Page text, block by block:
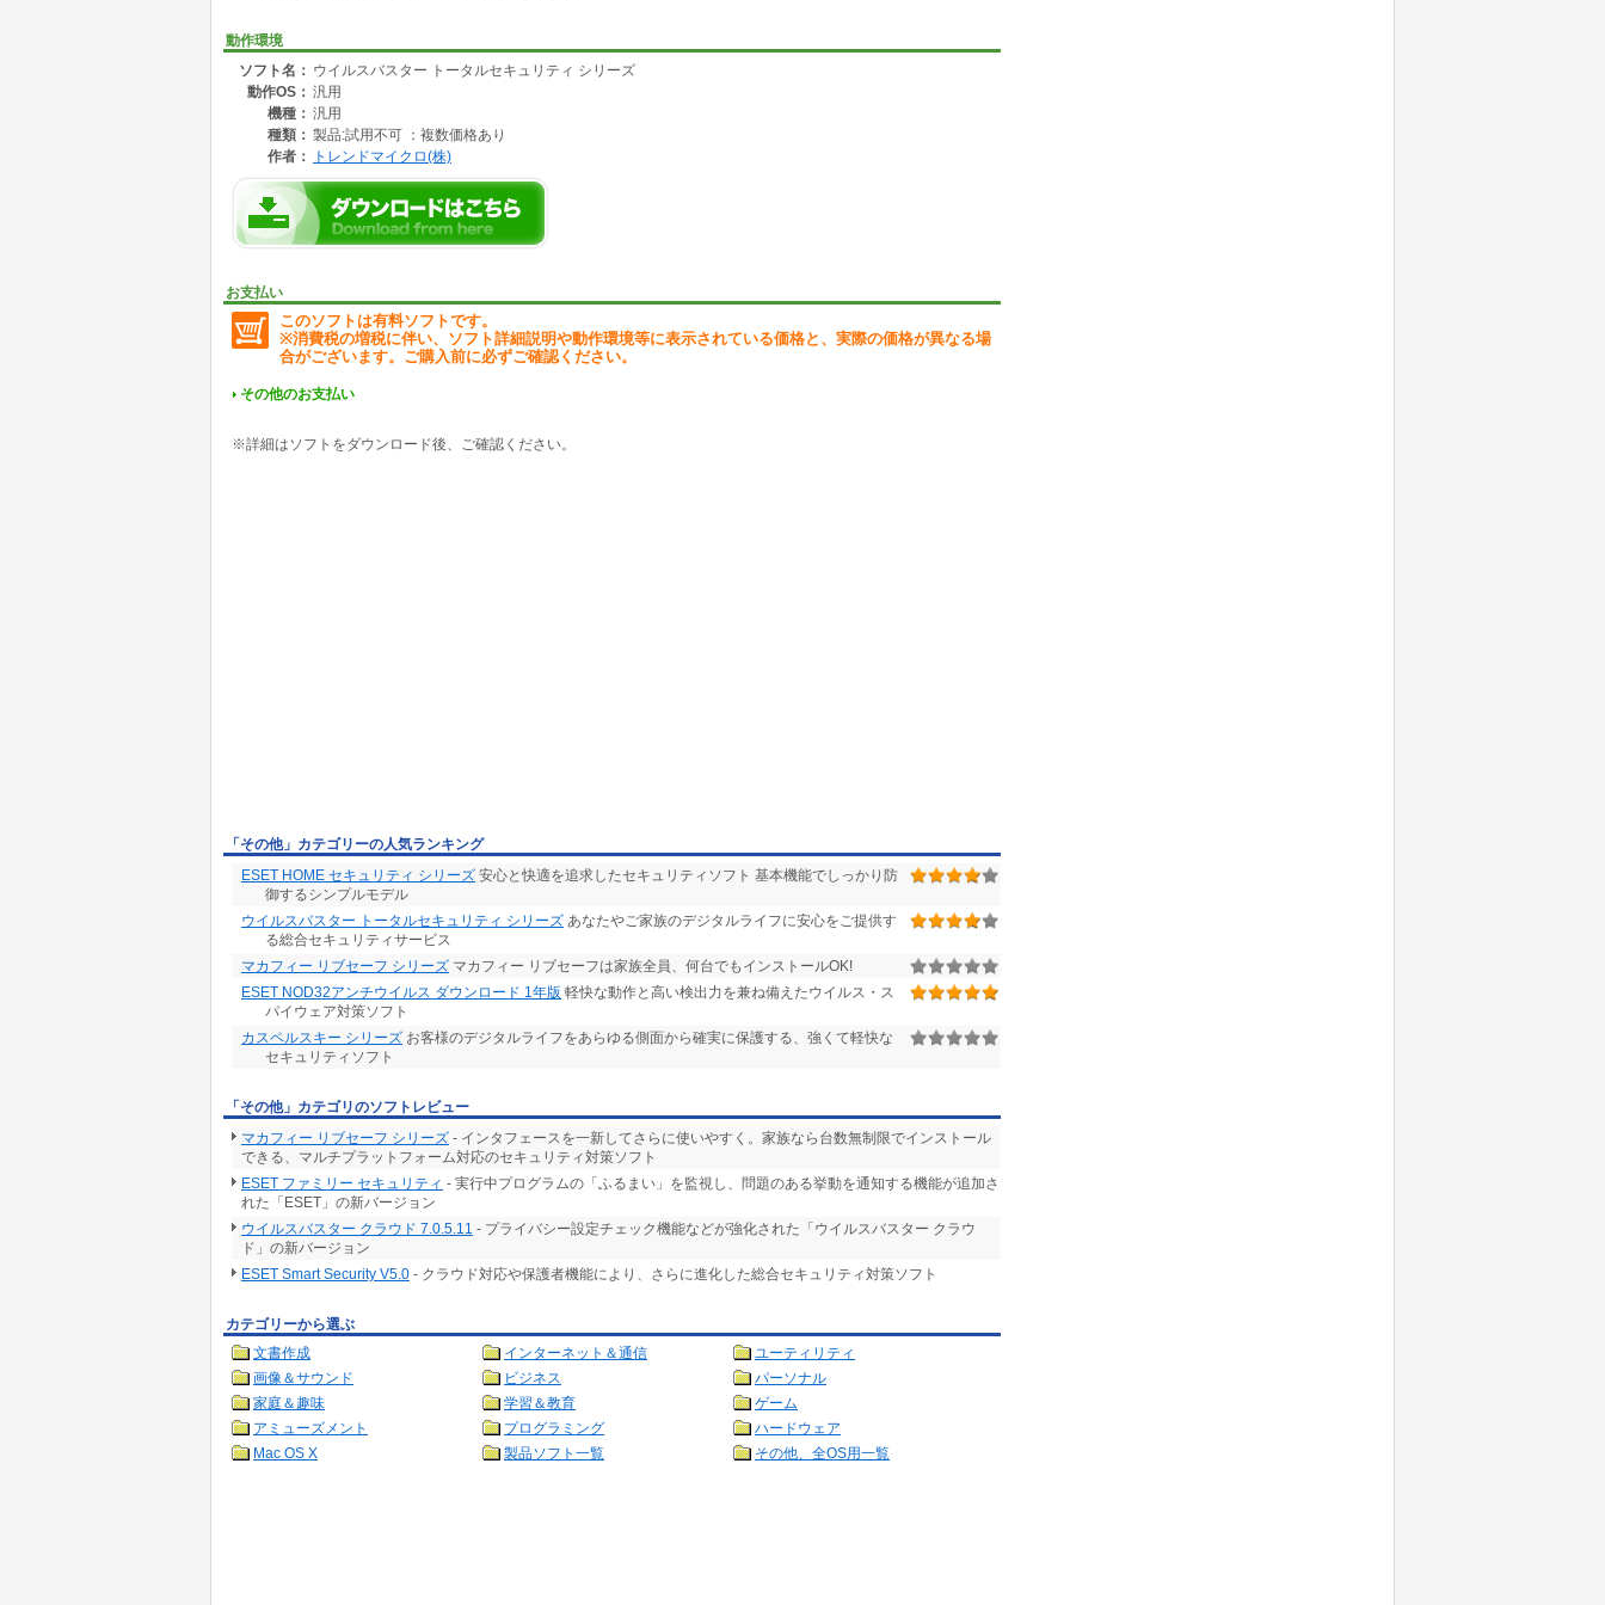
をモニタリングします。漏えいが確認された場合は、警告とともに対処方法を通知し、被害拡大を未然に防ぎます。※2
3. セキュリティアドバイザーのサポートで365日安心
ウイルス感染時や、個人情報の流出や不正利用時 ※3 に、対処方法のアドバイスや支援をします。
4. パスワード管理を安全に
あなたに代わって、IDやパスワードを安全に記憶し、一括管理します。最高レベルの暗号化方式であるAES 256bitでデ
5. フリーWi-Fiを安全に (VPN)
フリーWi-Fi利用時、通信を暗号化します。盗み見などのリスクを防ぎ、個人情報やプライバシーを守ります。6台まで
利用いただけます。※5
■対応OS:
Windows 10以上
MacOS 11以上
Crome OS最新バージョン及びその1つ前のバージョン
iOS 13以上
動作環境
ソフト名： ウイルスバスター トータルセキュリティ シリーズ
動作OS： 汎用
機種： 汎用
種類： 製品:試用不可 ：複数価格あり
作者：
トレンドマイクロ(株)
お支払い
このソフトは有料ソフトです。
※消費税の増税に伴い、ソフト詳細説明や動作環境等に表示されている価格と、実際の価格が異なる場
合がございます。ご購入前に必ずご確認ください。
その他のお支払い
※詳細はソフトをダウンロード後、ご確認ください。
「その他」カテゴリーの人気ランキング
ESET HOME セキュリティ シリーズ 安心と快適を追求したセキュリティソフト 基本機能でしっかり防
御するシンプルモデル
ウイルスバスター トータルセキュリティ シリーズ あなたやご家族のデジタルライフに安心をご提供す
る総合セキュリティサービス
マカフィー リブセーフ シリーズ マカフィー リブセーフは家族全員、何台でもインストールOK!
ESET NOD32アンチウイルス ダウンロード 1年版 軽快な動作と高い検出力を兼ね備えたウイルス・ス
パイウェア対策ソフト
カスペルスキー シリーズ お客様のデジタルライフをあらゆる側面から確実に保護する、強くて軽快な
セキュリティソフト
「その他」カテゴリのソフトレビュー
マカフィー リブセーフ シリーズ - インタフェースを一新してさらに使いやすく。家族なら台数無制限でインストール
できる、マルチプラットフォーム対応のセキュリティ対策ソフト
ESET ファミリー セキュリティ - 実行中プログラムの「ふるまい」を監視し、問題のある挙動を通知する機能が追加さ
れた「ESET」の新バージョン
ウイルスバスター クラウド 7.0.5.11 - プライバシー設定チェック機能などが強化された「ウイルスバスター クラウ
ド」の新バージョン
ESET Smart Security V5.0 - クラウド対応や保護者機能により、さらに進化した総合セキュリティ対策ソフト
カテゴリーから選ぶ
文書作成
インターネット＆通信
ユーティリティ
画像＆サウンド
ビジネス
パーソナル
家庭＆趣味
学習＆教育
ゲーム
アミューズメント
プログラミング
ハードウェア
Mac OS X
製品ソフト一覧 その他、全OS用一覧